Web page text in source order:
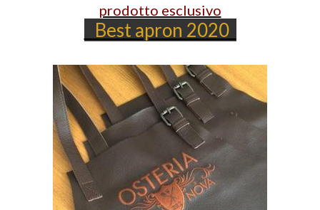
prodotto esclusivo
Best apron 2020